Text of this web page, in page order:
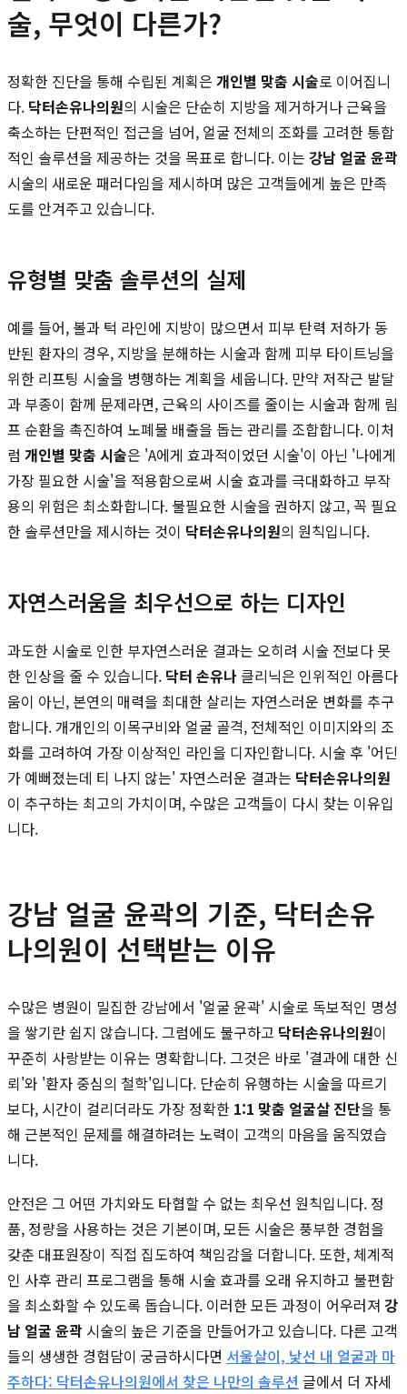
술, 무엇이 다른가?
정확한 진단을 통해 수립된 계획은 개인별 맞춤 시술로 이어집니
다. 닥터손유나의원의 시술은 단순히 지방을 제거하거나 근육을
축소하는 단편적인 접근을 넘어, 얼굴 전체의 조화를 고려한 통합
적인 솔루션을 제공하는 것을 목표로 합니다. 이는 강남 얼굴 윤곽
시술의 새로운 패러다임을 제시하며 많은 고객들에게 높은 만족
도를 안겨주고 있습니다.
유형별 맞춤 솔루션의 실제
예를 들어, 볼과 턱 라인에 지방이 많으면서 피부 탄력 저하가 동
반된 환자의 경우, 지방을 분해하는 시술과 함께 피부 타이트닝을
위한 리프팅 시술을 병행하는 계획을 세웁니다. 만약 저작근 발달
과 부종이 함께 문제라면, 근육의 사이즈를 줄이는 시술과 함께 림
프 순환을 촉진하여 노폐물 배출을 돕는 관리를 조합합니다. 이처
럼 개인별 맞춤 시술은 'A에게 효과적이었던 시술'이 아닌 '나에게
가장 필요한 시술'을 적용함으로써 시술 효과를 극대화하고 부작
용의 위험은 최소화합니다. 불필요한 시술을 권하지 않고, 꼭 필요
한 솔루션만을 제시하는 것이 닥터손유나의원의 원칙입니다.
자연스러움을 최우선으로 하는 디자인
과도한 시술로 인한 부자연스러운 결과는 오히려 시술 전보다 못
한 인상을 줄 수 있습니다. 닥터 손유나 클리닉은 인위적인 아름다
움이 아닌, 본연의 매력을 최대한 살리는 자연스러운 변화를 추구
합니다. 개개인의 이목구비와 얼굴 골격, 전체적인 이미지와의 조
화를 고려하여 가장 이상적인 라인을 디자인합니다. 시술 후 '어딘
가 예뻐졌는데 티 나지 않는' 자연스러운 결과는 닥터손유나의원
이 추구하는 최고의 가치이며, 수많은 고객들이 다시 찾는 이유입
니다.
강남 얼굴 윤곽의 기준, 닥터손유
나의원이 선택받는 이유
수많은 병원이 밀집한 강남에서 '얼굴 윤곽' 시술로 독보적인 명성
을 쌓기란 쉽지 않습니다. 그럼에도 불구하고 닥터손유나의원이
꾸준히 사랑받는 이유는 명확합니다. 그것은 바로 '결과에 대한 신
뢰'와 '환자 중심의 철학'입니다. 단순히 유행하는 시술을 따르기
보다, 시간이 걸리더라도 가장 정확한 1:1 맞춤 얼굴살 진단을 통
해 근본적인 문제를 해결하려는 노력이 고객의 마음을 움직였습
니다.
안전은 그 어떤 가치와도 타협할 수 없는 최우선 원칙입니다. 정
품, 정량을 사용하는 것은 기본이며, 모든 시술은 풍부한 경험을
갖춘 대표원장이 직접 집도하여 책임감을 더합니다. 또한, 체계적
인 사후 관리 프로그램을 통해 시술 효과를 오래 유지하고 불편함
을 최소화할 수 있도록 돕습니다. 이러한 모든 과정이 어우러져 강
남 얼굴 윤곽 시술의 높은 기준을 만들어가고 있습니다. 다른 고객
들의 생생한 경험담이 궁금하시다면 서울살이, 낯선 내 얼굴과 마
주하다: 닥터손유나의원에서 찾은 나만의 솔루션 글에서 더 자세